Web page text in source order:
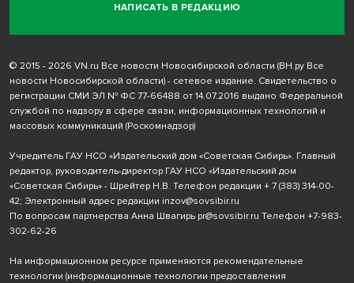
НАПИСАТЬ В РЕДАКЦИЮ
© 2015 - 2026 VN.ru Все новости Новосибирской области (ВН.ру Все
новости Новосибирской области) - сетевое издание. Свидетельство о
регистрации СМИ ЭЛ № ФС 77-66488 от 14.07.2016 выдано Федеральной
службой по надзору в сфере связи, информационных технологий и
массовых коммуникаций (Роскомнадзор)
Учредитель ГАУ НСО «Издательский дом «Советская Сибирь». Главный
редактор, руководитель-директор ГАУ НСО «Издательский дом
«Советская Сибирь» - Шрейтер Н.В. Телефон редакции + 7 (383) 314-00-
42; Электронный адрес редакции inzov@sovsibir.ru
По вопросам партнерства Анна Швагирь pr@sovsibir.ru Телефон +7-983-
302-62-26
На информационном ресурсе применяются рекомендательные
технологии (информационные технологии предоставления